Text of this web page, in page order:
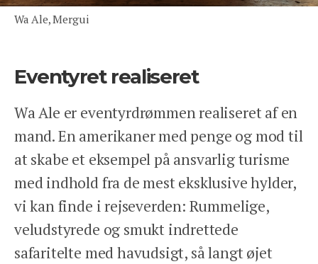
Wa Ale, Mergui
Eventyret realiseret
Wa Ale er eventyrdrømmen realiseret af en
mand. En amerikaner med penge og mod til
at skabe et eksempel på ansvarlig turisme
med indhold fra de mest eksklusive hylder,
vi kan finde i rejseverden: Rummelige,
veludstyrede og smukt indrettede
safaritelte med havudsigt, så langt øjet